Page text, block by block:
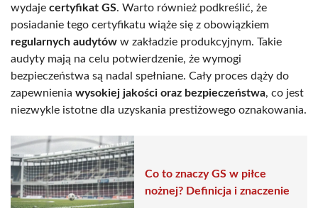
wydaje certyfikat GS. Warto również podkreślić, że
posiadanie tego certyfikatu wiąże się z obowiązkiem
regularnych audytów w zakładzie produkcyjnym. Takie
audyty mają na celu potwierdzenie, że wymogi
bezpieczeństwa są nadal spełniane. Cały proces dąży do
zapewnienia wysokiej jakości oraz bezpieczeństwa, co jest
niezwykle istotne dla uzyskania prestiżowego oznakowania.
Co to znaczy GS w piłce
nożnej? Definicja i znaczenie